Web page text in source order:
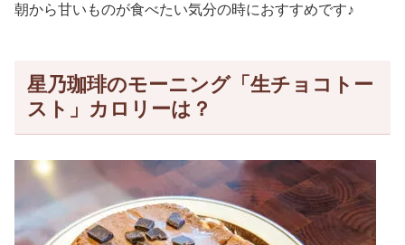
朝から甘いものが食べたい気分の時におすすめです♪
星乃珈琲のモーニング「生チョコトー
スト」カロリーは？